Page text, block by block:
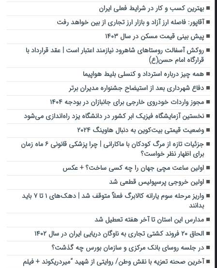
بهترین کسب و کار در شرایط فعلی ایران
آقاپور: فاصله ارز آزاد و بازار ارز تجاری از بین خواهد رفت
پیش بینی قیمت مسکن در سال ۱۴۰۳
روکش آسفالت روستاهای شاهرود نیازمند اعتبار است | عقد قرارداد با
قرارگاه امام حسن(ع)
همه چیز درباره استرداد و کنسلی بلیط هواپیما
دفاع شهرداری بعد از استیضاح جشنواره مدیران برتر
مجوز واردات خودروی خارجی برای جانبازان در بودجه ۱۴۰۴
نخستین آزمایشگاه فیزیک ابر کشور در دانشگاه یزد راه‌اندازی می‌شود
وضعیت قیمتی بیت‌کوین به دنبال هاوینگ ۲۰۲۴
جزئیات تازه از مرگ کودکان با ماکارانی | چرا پزشکی قانونی ۶ ماه زمان
برای اظهار نظر خواست؟
اولین ساعت مچی جهان را چه کسی ساخت؟ + عکس
اولین خروجی پرسپولیس قطعی شد
واریز مرحله سوم یارانه کالابرگ فعلاً متوقف شد | دهک‌های ۱ تا ۷ باید
بدانند
مدارس این استان تا آخر هفته تعطیل شد
الحاق ۲۰ فروند کشتی تجاری به ناوگان دریایی ایران در سال ۱۴۰۲
در جلسه روسای بانک مرکزی و سازمان بورس چه گذشت؟
آخرین صحنه تعزیه با نقش وطن/ روایتی از شهید “میردریکوند + فیلم